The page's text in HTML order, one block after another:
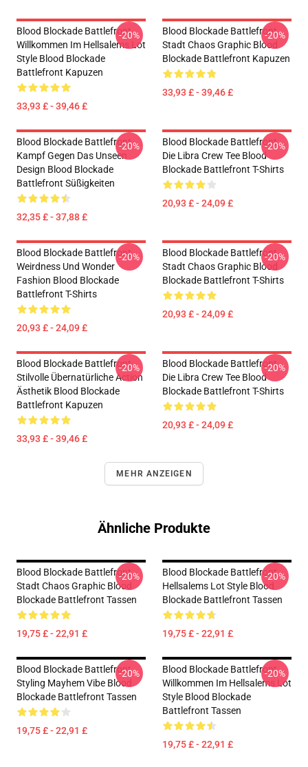
Blood Blockade Battlefront
Willkommen Im Hellsalems Lot
Style Blood Blockade
Battlefront Kapuzen
33,93 £ - 39,46 £
-20%
Blood Blockade Battlefront
Stadt Chaos Graphic Blood
Blockade Battlefront Kapuzen
33,93 £ - 39,46 £
-20%
Blood Blockade Battlefront
Kampf Gegen Das Unseen
Design Blood Blockade
Battlefront Süßigkeiten
32,35 £ - 37,88 £
-20%
Blood Blockade Battlefront
Die Libra Crew Tee Blood
Blockade Battlefront T-Shirts
20,93 £ - 24,09 £
-20%
Blood Blockade Battlefront
Weirdness Und Wonder
Fashion Blood Blockade
Battlefront T-Shirts
20,93 £ - 24,09 £
-20%
Blood Blockade Battlefront
Stadt Chaos Graphic Blood
Blockade Battlefront T-Shirts
20,93 £ - 24,09 £
-20%
Blood Blockade Battlefront
Stilvolle Übernatürliche Action
Ästhetik Blood Blockade
Battlefront Kapuzen
33,93 £ - 39,46 £
-20%
Blood Blockade Battlefront
Die Libra Crew Tee Blood
Blockade Battlefront T-Shirts
20,93 £ - 24,09 £
-20%
MEHR ANZEIGEN
Ähnliche Produkte
Blood Blockade Battlefront
Stadt Chaos Graphic Blood
Blockade Battlefront Tassen
19,75 £ - 22,91 £
-20%
Blood Blockade Battlefront
Hellsalems Lot Style Blood
Blockade Battlefront Tassen
19,75 £ - 22,91 £
-20%
Blood Blockade Battlefront
Styling Mayhem Vibe Blood
Blockade Battlefront Tassen
19,75 £ - 22,91 £
-20%
Blood Blockade Battlefront
Willkommen Im Hellsalems Lot
Style Blood Blockade
Battlefront Tassen
19,75 £ - 22,91 £
-20%